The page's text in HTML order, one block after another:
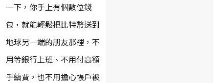
一下，你手上有個數位錢
包，就能輕鬆把比特幣送到
地球另一端的朋友那裡，不
用等銀行上班、不用付高額
手續費，也不用擔心帳戶被